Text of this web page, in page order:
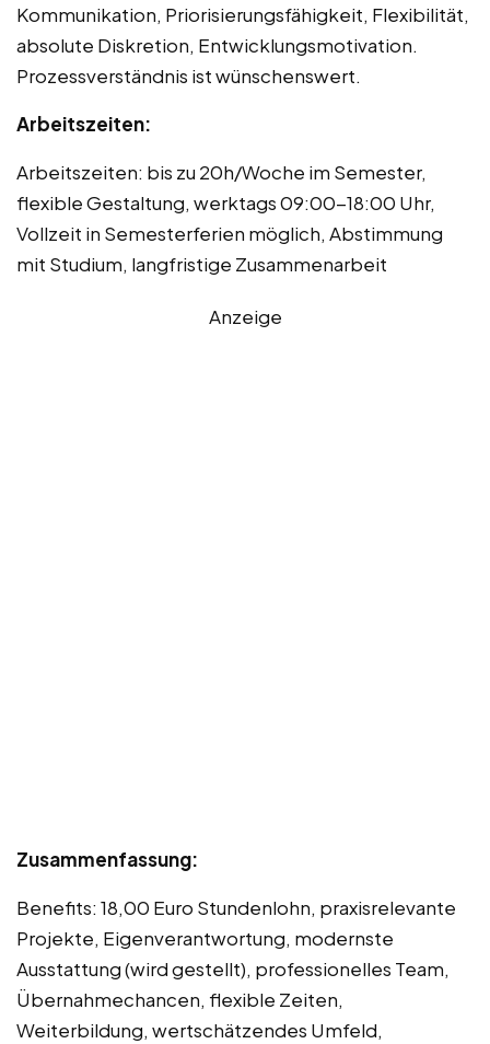
Kommunikation, Priorisierungsfähigkeit, Flexibilität,
absolute Diskretion, Entwicklungsmotivation.
Prozessverständnis ist wünschenswert.
Arbeitszeiten:
Arbeitszeiten: bis zu 20h/Woche im Semester,
flexible Gestaltung, werktags 09:00-18:00 Uhr,
Vollzeit in Semesterferien möglich, Abstimmung
mit Studium, langfristige Zusammenarbeit
Anzeige
Zusammenfassung:
Benefits: 18,00 Euro Stundenlohn, praxisrelevante
Projekte, Eigenverantwortung, modernste
Ausstattung (wird gestellt), professionelles Team,
Übernahmechancen, flexible Zeiten,
Weiterbildung, wertschätzendes Umfeld,